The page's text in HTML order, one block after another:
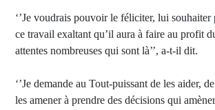
‘’Je voudrais pouvoir le féliciter, lui souhaiter
ce travail exaltant qu’il aura à faire au profit
attentes nombreuses qui sont là’’, a-t-il dit.
‘’Je demande au Tout-puissant de les aider,
les amener à prendre des décisions qui